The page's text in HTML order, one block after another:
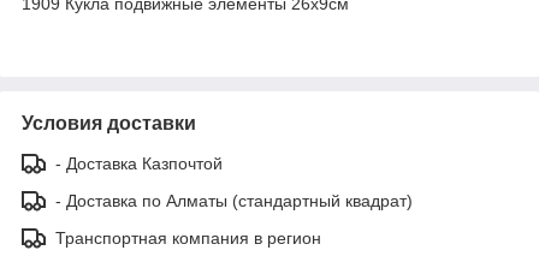
Условия доставки
- Доставка Казпочтой
- Доставка по Алматы (стандартный квадрат)
Транспортная компания в регион